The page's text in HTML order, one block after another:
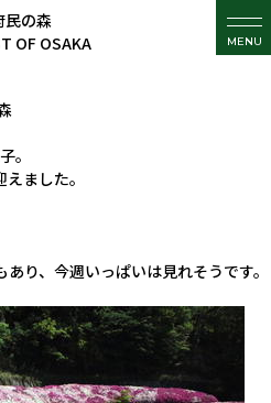
MENU
。
ました。
り、今週いっぱいは見れそうです。